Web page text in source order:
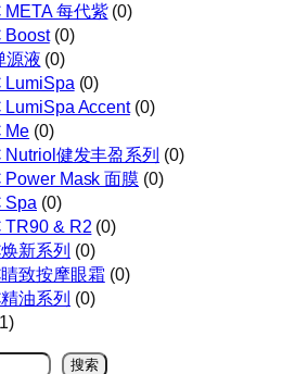
META 每代紫(0)
Boost(0)
源液 (0)
LumiSpa (0)
LumiSpa Accent(0)
Me (0)
Nutriol健发丰盈系列 (0)
Power Mask 面膜 (0)
Spa (0)
TR90 & R2 (0)
新系列 (0)
致按摩眼霜 (0)
油系列 (0)
搜索